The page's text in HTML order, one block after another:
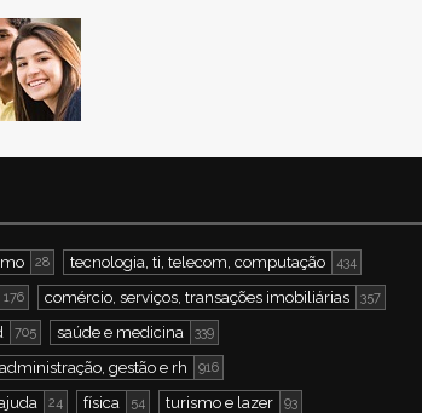
28 tecnologia, ti, telecom, computação 434
176 comércio, serviços, transações imobiliárias 357
705 saúde e medicina 339
administração, gestão e rh 916
24 física 54 turismo e lazer 93